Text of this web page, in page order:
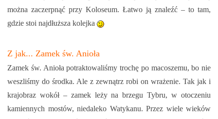
można zaczerpnąć przy Koloseum. Łatwo ją znaleźć – to tam,
gdzie stoi najdłuższa kolejka
Z jak... Zamek św. Anioła
Zamek św. Anioła potraktowaliśmy trochę po macoszemu, bo nie
weszliśmy do środka. Ale z zewnątrz robi on wrażenie. Tak jak i
krajobraz wokół – zamek leży na brzegu Tybru, w otoczeniu
kamiennych mostów, niedaleko Watykanu. Przez wiele wieków